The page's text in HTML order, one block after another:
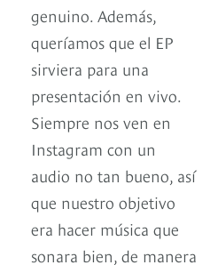
genuino. Además,
queríamos que el EP
sirviera para una
presentación en vivo.
Siempre nos ven en
Instagram con un
audio no tan bueno, así
que nuestro objetivo
era hacer música que
sonara bien, de manera